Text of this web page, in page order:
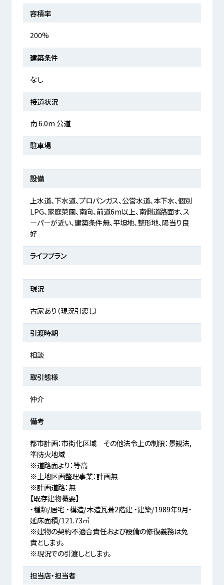
容積率
200%
建築条件
なし
接道状況
南 6.0m 公道
駐車場
設備
上水道、下水道、プロパンガス、公営水道、本下水、個別
LPG、家庭菜園、南向、前道6m以上、南側道路面す、ス
ーパーが近い、建築条件無、平坦地、整形地、陽当り良
好
ライフプラン
現況
古家あり（現況引渡し）
引渡時期
相談
取引態様
仲介
備考
都市計画：市街化区域 その他法令上の制限：景観法,
準防火地域
※道路面より：等高
※土地区画整理事業：計画無
※計画道路：無
【既存建物概要】
・種類/居宅 ・構造/木造瓦葺2階建 ・建築/1989年9月・
延床面積/121.73㎡
※建物の契約不適合責任および設備の修復義務は免
責とします。
※現況での引渡しとします。
担当店・担当者